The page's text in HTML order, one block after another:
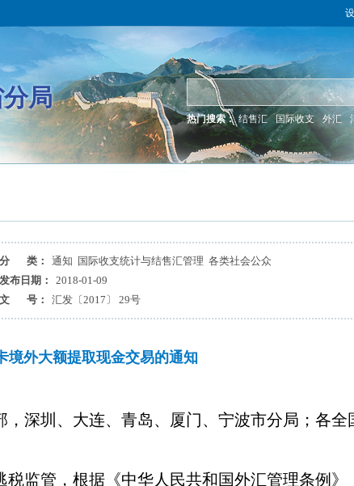
局
热门搜索： 结售汇 国际收支 外汇
分 类：
通知 国际收支统计与结售汇管理 各类社会公众
发布日期：
2018-01-09
文 号： 汇发〔2017〕 29号
境外大额提取现金交易的通知
深圳、大连、青岛、厦门、宁波市分局；各全
监管，根据《中华人民共和国外汇管理条例》